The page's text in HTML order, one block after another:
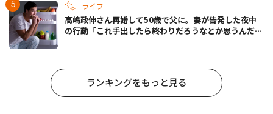
ライフ
高嶋政伸さん再婚して50歳で父に。妻が告発した夜中
の行動「これ手出したら終わりだろうなとか思うんだけ
ランキングをもっと見る